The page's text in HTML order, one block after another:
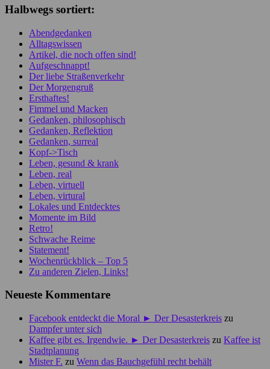
Halbwegs sortiert:
Abendgedanken
Alltagswissen
Artikel, die noch offen sind!
Aufgeschnappt!
Der liebe Straßenverkehr
Der Morgengruß
Ersthaftes!
Fimmel und Macken
Gedanken, philosophisch
Gedanken, Reflektion
Gedanken, surreal
Kopf->Tisch
Leben, gesund & krank
Leben, real
Leben, virtuell
Leben, virtural
Lokales und Entdecktes
Momente im Bild
Retro!
Schwache Reime
Statement!
Wochenrückblick – Top 5
Zu anderen Zielen, Links!
Neueste Kommentare
Facebook entdeckt die Moral ► Der Desasterkreis zu
Dampfer unter sich
Kaffee gibt es. Irgendwie. ► Der Desasterkreis zu Kaffee ist
Stadtplanung
Mister F. zu Wenn das Bauchgefühl recht behält